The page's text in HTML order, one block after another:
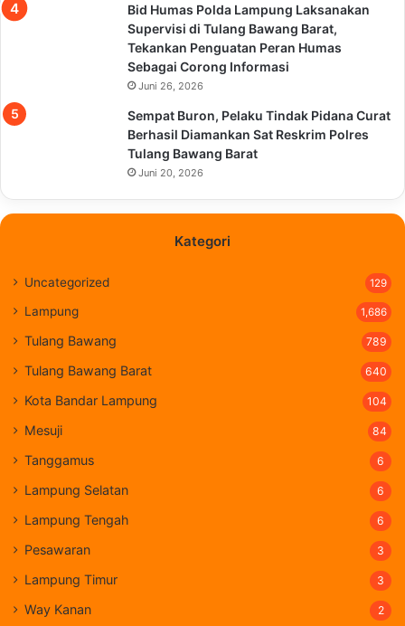
Bid Humas Polda Lampung Laksanakan
Supervisi di Tulang Bawang Barat,
Tekankan Penguatan Peran Humas
Sebagai Corong Informasi
Juni 26, 2026
Sempat Buron, Pelaku Tindak Pidana Curat
Berhasil Diamankan Sat Reskrim Polres
Tulang Bawang Barat
Juni 20, 2026
Kategori
Uncategorized 129
Lampung 1,686
Tulang Bawang 789
Tulang Bawang Barat 640
Kota Bandar Lampung 104
Mesuji 84
Tanggamus 6
Lampung Selatan 6
Lampung Tengah 6
Pesawaran 3
Lampung Timur 3
Way Kanan 2